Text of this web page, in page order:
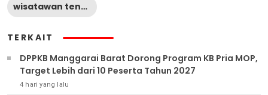
wisatawan tenggelam
TERKAIT
DPPKB Manggarai Barat Dorong Program KB Pria MOP,
Target Lebih dari 10 Peserta Tahun 2027
4 hari yang lalu